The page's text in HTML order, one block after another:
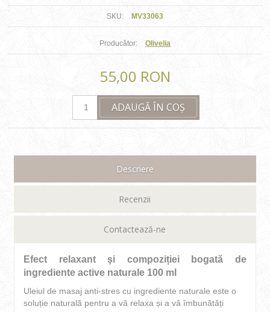
SKU: MV33063
Producător: Olivelia
55,00 RON
ADAUGĂ ÎN COȘ
Descriere
Recenzii
Contactează-ne
Efect relaxant şi compoziției bogată de
ingrediente active naturale 100 ml
Uleiul de masaj anti-stres cu ingrediente naturale este o
soluție naturală pentru a vă relaxa și a vă îmbunătăți